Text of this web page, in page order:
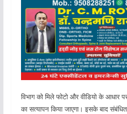
विभाग को मिले फोटो और वीडियो के आधार
का सत्यापन किया जाएगा। इसके बाद